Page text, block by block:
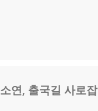
소연, 출국길 사로